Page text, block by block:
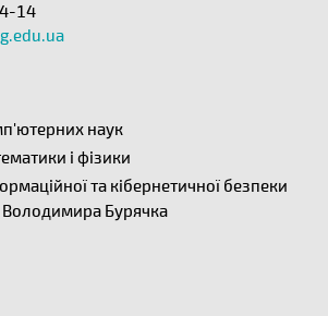
14
наук
і фізики
та кібернетичної безпеки
Бурячка